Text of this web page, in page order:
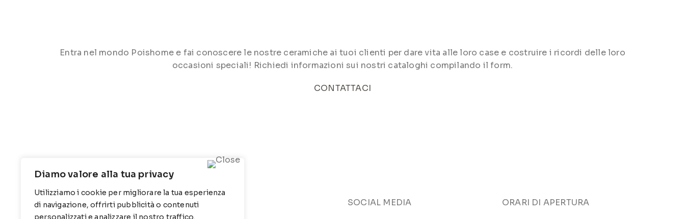
Diamo valore alla tua privacy
Utilizziamo i cookie per migliorare la tua esperienza
di navigazione, offrirti pubblicità o contenuti
personalizzati e analizzare il nostro traffico.
Entra nel mondo Poishome e fai conoscere le nostre ceramiche ai tuoi clienti per dare vita alle loro case e costruire i ricordi delle loro
occasioni speciali! Richiedi informazioni sui nostri cataloghi compilando il form.
CONTATTACI
CONTATTI
INFO
SOCIAL MEDIA
ORARI DI APERTURA